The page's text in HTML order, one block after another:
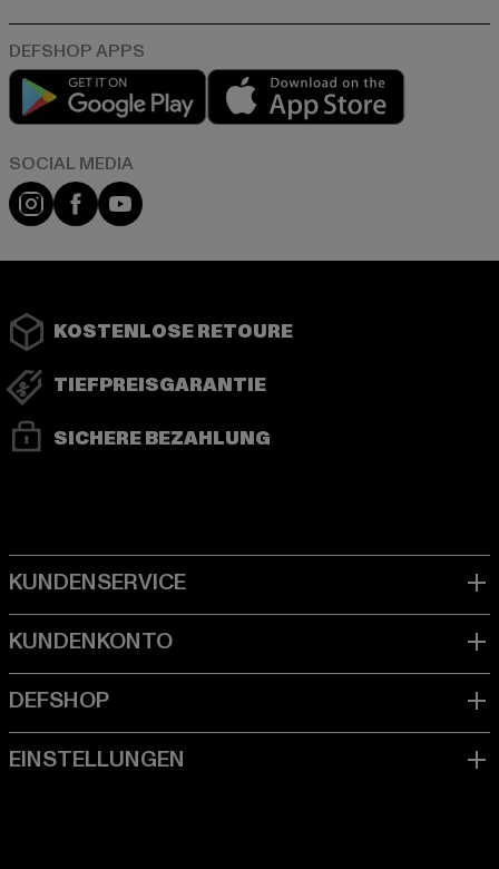
Play market
Instagram
FacebookYouTube
KOSTENLOSE RETOURE
TIEFPREISGARANTIE
SICHERE BEZAHLUNG